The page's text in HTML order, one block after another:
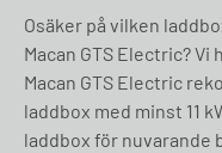
Osäker på vilken
Macan GTS Electric?
Macan GTS Electric
laddbox med minst 11
laddbox för nuvarande